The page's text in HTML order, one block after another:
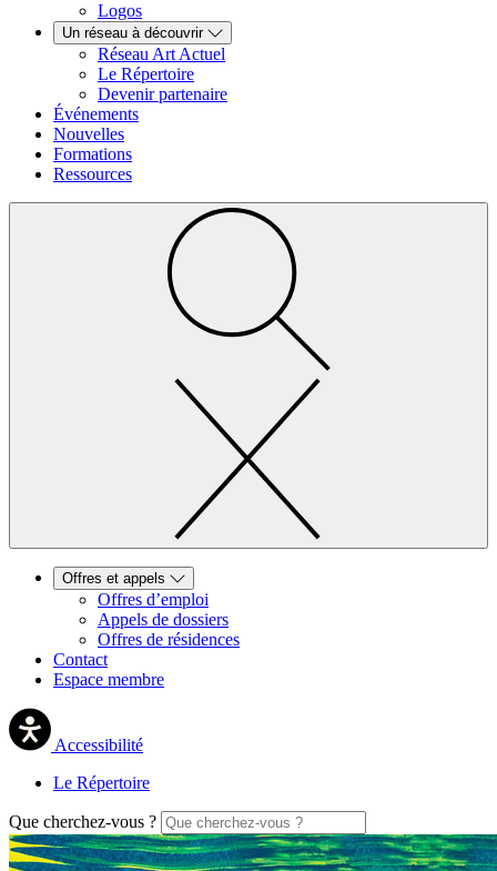
Logos
Un réseau à découvrir
Réseau Art Actuel
Le Répertoire
Devenir partenaire
Événements
Nouvelles
Formations
Ressources
Offres et appels
Offres d’emploi
Appels de dossiers
Offres de résidences
Contact
Espace membre
Accessibilité
Le Répertoire
Que cherchez-vous ?